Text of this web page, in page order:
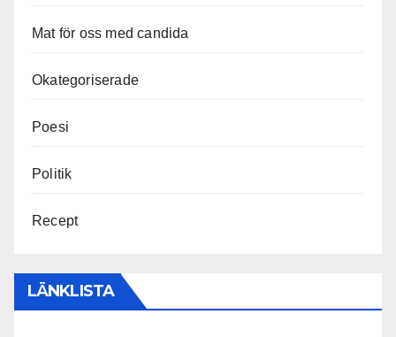
Mat för oss med candida
Okategoriserade
Poesi
Politik
Recept
LÄNKLISTA